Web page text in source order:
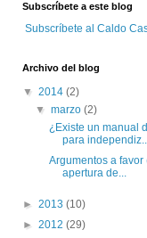
Subscríbete a este blog
Subscríbete al Caldo
Archivo del blog
▼ 2014 (2)
▼marzo(2)
¿Existe un manual
para
Argumentos a
apertura de...
► 2013 (10)
► 2012 (29)